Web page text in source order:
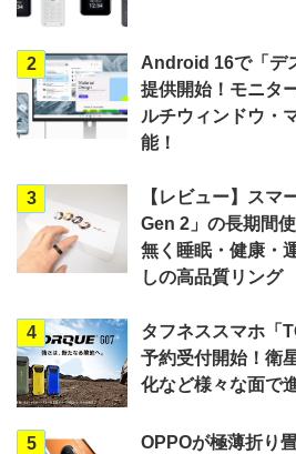
2
Android 16で「デ
提供開始！モニタ
ルチウィンドウ・
能！
3
【レビュー】ス
Gen 2」の長期間
無く睡眠・健康・
しの高品質リング
4
タフネススマホ「
予約受付開始！衛
化など様々な面で
5
OPPOが極薄折り